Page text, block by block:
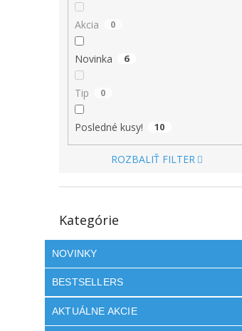
Akcia 0
Novinka 6
Tip 0
Posledné kusy! 10
ROZBALIŤ FILTER
kategórie
Kategórie
NOVINKY
BESTSELLERS
AKTUÁLNE AKCIE